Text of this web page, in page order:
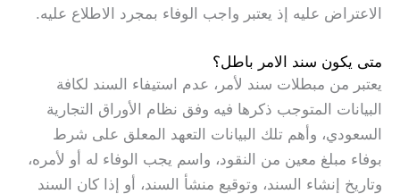
الاعتراض عليه إذ يعتبر واجب الوفاء بمجرد الاطلاع عليه.
متى يكون سند الامر باطل؟
يعتبر من مبطلات سند لأمر، عدم استيفاء السند لكافة
البيانات المتوجب ذكرها فيه وفق نظام الأوراق التجارية
السعودي، وأهم تلك البيانات التعهد المعلق على شرط
بوفاء مبلغ معين من النقود، واسم يجب الوفاء له أو لأمره،
وتاريخ إنشاء السند، وتوقيع منشأ السند، أو إذا كان السند